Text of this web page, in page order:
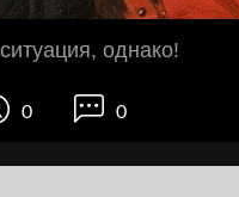
однако!
0 0